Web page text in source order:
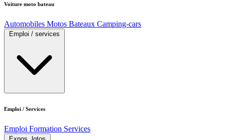
Voiture moto bateau
Automobiles Motos Bateaux Camping-cars
Emploi / services
Emploi / Services
Emploi Formation Services